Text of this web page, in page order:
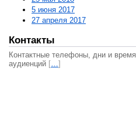
5 июня 2017
27 апреля 2017
Контакты
Контактные телефоны, дни и время
аудиенций […]